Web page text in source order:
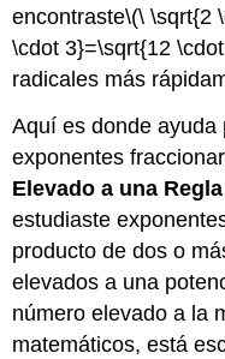
encontraste\(\ \sqrt{2
\cdot 3}=\sqrt{12
radicales más
Aquí es donde
exponentes
Elevado a una
estudiaste
producto de dos o
elevados a una
número elevado a la
matemáticos, está